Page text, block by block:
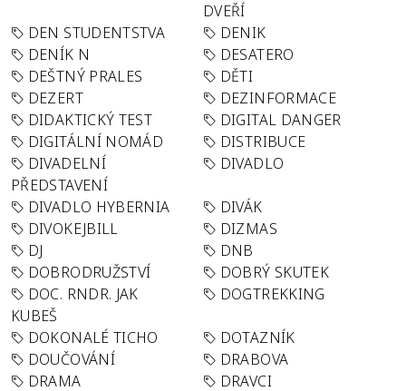
DVEŘÍ
DEN STUDENTSTVA
DENIK
DENÍK N
DESATERO
DEŠTNÝ PRALES
DĚTI
DEZERT
DEZINFORMACE
DIDAKTICKÝ TEST
DIGITAL DANGER
DIGITÁLNÍ NOMÁD
DISTRIBUCE
DIVADELNÍ
PŘEDSTAVENÍ
DIVADLO
DIVADLO HYBERNIA
DIVÁK
DIVOKEJBILL
DIZMAS
DJ
DNB
DOBRODRUŽSTVÍ
DOBRÝ SKUTEK
DOC. RNDR. JAK
KUBEŠ
DOGTREKKING
DOKONALÉ TICHO
DOTAZNÍK
DOUČOVÁNÍ
DRABOVA
DRAMA
DRAVCI